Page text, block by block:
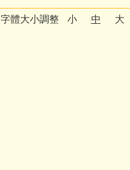
字體大小調整 小 中
大